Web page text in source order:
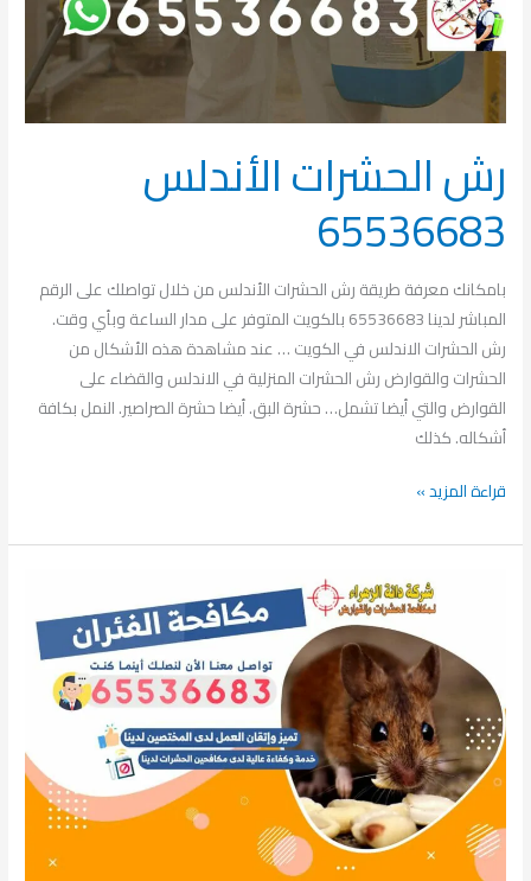
رش الحشرات الأندلس
65536683
بامكانك معرفة طريقة رش الحشرات الأندلس من خلال تواصلك على الرقم
المباشر لدينا 65536683 بالكويت المتوفر على مدار الساعة وبأي وقت.
رش الحشرات الاندلس في الكويت … عند مشاهدة هذه الأشكال من
الحشرات والقوارض رش الحشرات المنزلية في الاندلس والقضاء على
القوارض والتي أيضا تشمل… حشرة البق. أيضا حشرة الصراصير. النمل بكافة
أشكاله. كذلك
قراءة المزيد »